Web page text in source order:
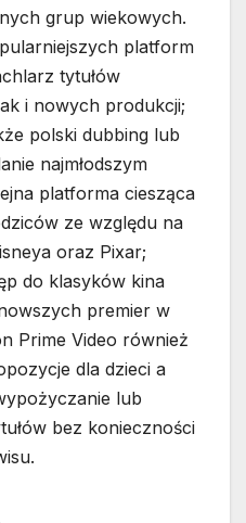
grup wiekowych.
platform
tytułów
i nowych produkcji;
polski dubbing lub
najmłodszym
platforma ciesząca
ze względu na
oraz Pixar;
do klasyków kina
premier w
Prime Video również
dla dzieci a
lub
bez konieczności